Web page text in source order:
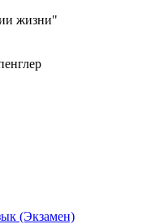
жизни"
(Экзамен)